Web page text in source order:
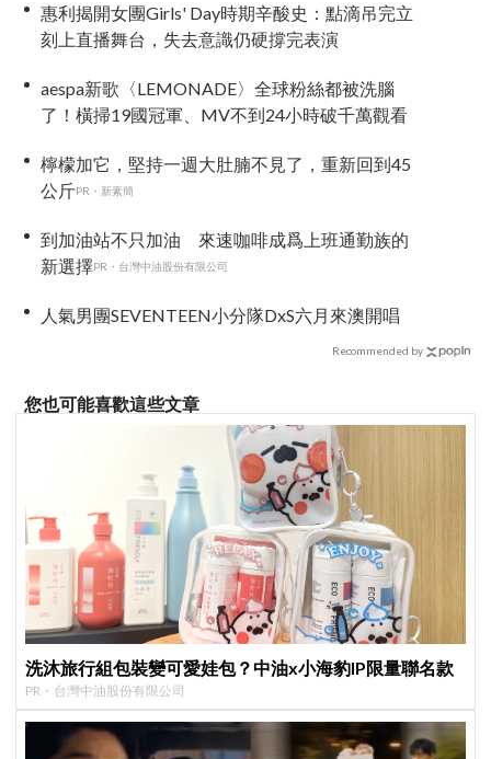
惠利揭開女團Girls' Day時期辛酸史：點滴吊完立
刻上直播舞台，失去意識仍硬撐完表演
aespa新歌〈LEMONADE〉全球粉絲都被洗腦
了！橫掃19國冠軍、MV不到24小時破千萬觀看
檸檬加它，堅持一週大肚腩不見了，重新回到45
公斤PR・新素簡
到加油站不只加油 來速咖啡成爲上班通勤族的
新選擇PR・台灣中油股份有限公司
人氣男團SEVENTEEN小分隊DxS六月來澳開唱
Recommended by
您也可能喜歡這些文章
洗沐旅行組包裝變可愛娃包？中油x小海豹IP限量聯名款
PR・台灣中油股份有限公司